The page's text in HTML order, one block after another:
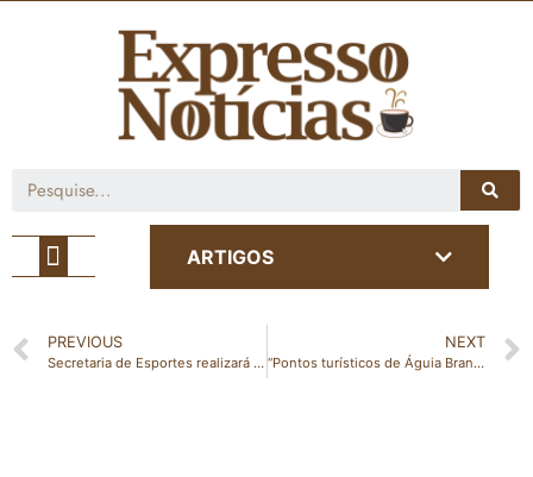
ARTIGOS
PREVIOUS
Secretaria de Esportes realizará o Quadrangular Masculino de vôlei e o Triangular Feminino de Vôlei neste domingo em Nova Venécia
NEXT
“Pontos turísticos de Águia Branca recebe visita de incentivadores do esporte de aventura e futura Rampa de Voo Livre impressiona”